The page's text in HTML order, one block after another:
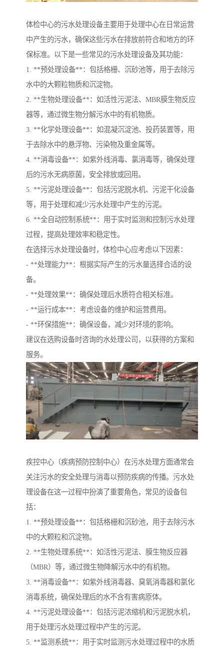
体检中心的污水处理设备主要用于处理中心在日常运营
中产生的污水，确保这些污水在排放前符合和地方的环
保标准。以下是一些常见的污水处理设备及其功能：
1. **预处理设备**：包括格栅、沉砂池等，用于去除污
水中的大颗粒物质和沉淀物。
2. **生物处理设备**：如活性污泥法、MBR膜生物反应
器等，通过微生物分解污水中的有机物质。
3. **化学处理设备**：如混凝沉淀池、投药装置等，用
于去除水中的悬浮物、污染物及重金属等。
4. **消毒设备**：如紫外线消毒、氯消毒等，确保处理
后的污水无病原菌，安全排放或回用。
5. **污泥处理设备**：包括污泥脱水机、污泥干化设备
等，用于处理和减少污水处理中产生的污泥。
6. **全自动控制系统**：用于实时监测和控制污水处理
过程，提高处理效率和稳定性。
在选择污水处理设备时，体检中心应考虑以下因素：
- **处理能力**：根据实际产生的污水量选择合适的设
备。
- **处理效果**：确保处理后水质符合相关标准。
- **运行成本**：考虑设备的维护和运营费用。
- **环保措施**：确保设备，减少对环境的影响。
建议在选购设备时咨询的水处理公司，以获得的方案和
服务。
疾控中心（疾病预防控制中心）在污水处理方面通常会
关注污水的安全处理与消毒以预防疾病的传播。污水处
理设备在这一过程中扮演了重要角色，常见的设备包
括：
1. **预处理设备**：包括格栅和沉砂池，用于去除污水
中的大颗粒和沉淀物。
2. **生物处理系统**：如活性污泥法、膜生物反应器
（MBR）等，通过微生物降解污水中的有机物。
3. **消毒设备**：如紫外线消毒器、臭氧消毒器和氯化
消毒系统，确保处理后的水不含有害病原体。
4. **污泥处理设备**：包括污泥浓缩机和污泥脱水机，
用于处理污水处理过程中产生的污泥。
5. **监测系统**：用于实时监测污水处理过程中的水质